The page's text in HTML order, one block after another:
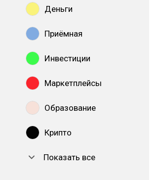
Деньги
Приёмная
Инвестиции
Маркетплейсы
Образование
Крипто
Показать все